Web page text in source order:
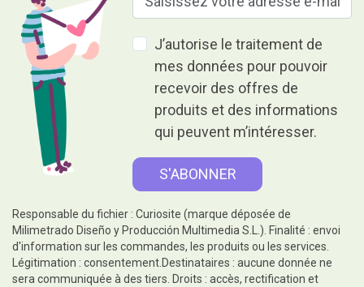
J’autorise le traitement de
mes données pour pouvoir
recevoir des offres de
produits et des informations
qui peuvent m’intéresser.
Responsable du fichier : Curiosite (marque déposée de
Milimetrado Diseño y Producción Multimedia S.L.). Finalité : envoi
d'information sur les commandes, les produits ou les services.
Légitimation : consentement.Destinataires : aucune donnée ne
sera communiquée à des tiers. Droits : accès, rectification et